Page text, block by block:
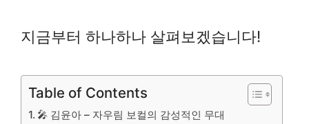
지금부터 하나하나 살펴보겠습니다!
Table of Contents
🎤 김윤아 – 자우림 보컬의 감성적인 무대